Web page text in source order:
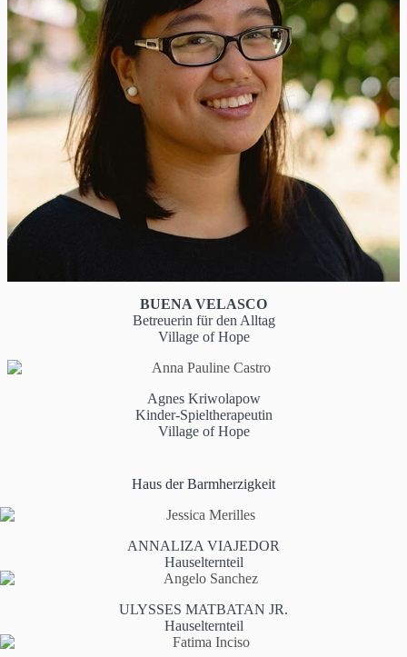
BUENA VELASCO
Betreuerin für den Alltag
Village of Hope
Agnes Kriwolapow
Kinder-Spieltherapeutin
Village of Hope
Haus der Barmherzigkeit
ANNALIZA VIAJEDOR
Hauselternteil
ULYSSES MATBATAN JR.
Hauselternteil